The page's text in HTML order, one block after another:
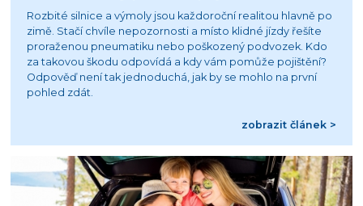
Rozbité silnice a výmoly jsou každoroční realitou hlavně po
zimě. Stačí chvíle nepozornosti a místo klidné jízdy řešíte
proraženou pneumatiku nebo poškozený podvozek. Kdo
za takovou škodu odpovídá a kdy vám pomůže pojištění?
Odpověď není tak jednoduchá, jak by se mohlo na první
pohled zdát.
zobrazit článek >